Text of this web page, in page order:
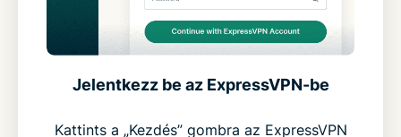
Jelentkezz be az ExpressVPN-be
Kattints a „Kezdés” gombra az ExpressVPN